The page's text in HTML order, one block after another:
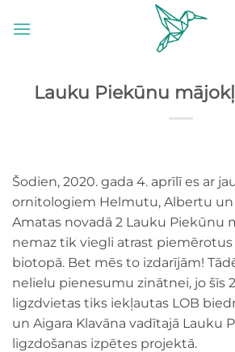
Lauku Piekūnu
Šodien, 2020. gada 4. aprīlī es ar
ornitologiem Helmutu, Albertu
Amatas novadā 2 Lauku Piekūnu
nemaz tik viegli atrast piemērotus
biotopā. Bet mēs to izdarījām!
nelielu pienesumu zinātnei, jo šīs
ligzdvietas tiks iekļautas LOB
un Aigara Klavāna vadītajā Lauku
ligzdošanas izpētes projektā.